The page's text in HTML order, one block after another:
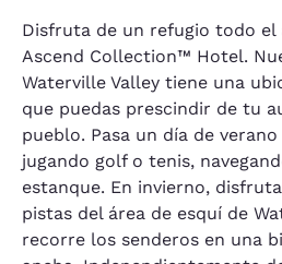
Disfruta de un refugio todo el
Ascend Collection™ Hotel.
Waterville Valley tiene una
que puedas prescindir de tu
pueblo. Pasa un día de
jugando golf o tenis,
estanque. En invierno,
pistas del área de esquí de
recorre los senderos en una